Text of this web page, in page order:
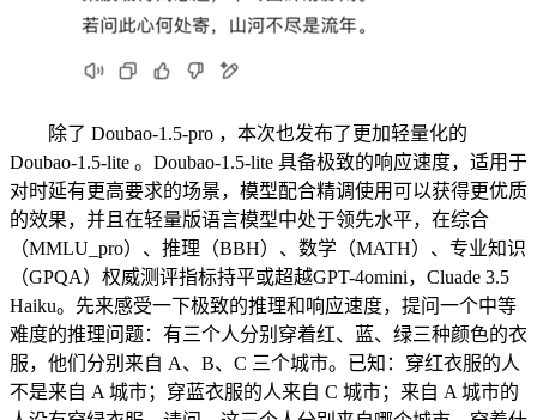
除了 Doubao-1.5-pro ，本次也发布了更加轻量化的
Doubao-1.5-lite 。Doubao-1.5-lite 具备极致的响应速度，适用于
对时延有更高要求的场景，模型配合精调使用可以获得更优质
的效果，并且在轻量版语言模型中处于领先水平，在综合
（MMLU_pro）、推理（BBH）、数学（MATH）、专业知识
（GPQA）权威测评指标持平或超越GPT-4omini，Cluade 3.5
Haiku。先来感受一下极致的推理和响应速度，提问一个中等
难度的推理问题：有三个人分别穿着红、蓝、绿三种颜色的衣
服，他们分别来自 A、B、C 三个城市。已知：穿红衣服的人
不是来自 A 城市；穿蓝衣服的人来自 C 城市；来自 A 城市的